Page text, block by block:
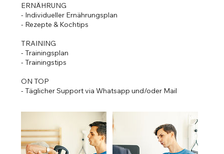
ERNÄHRUNG
- Individueller Ernährungsplan
- Rezepte & Kochtips
TRAINING
- Trainingsplan
- Trainingstips
ON TOP
- Täglicher Support via Whatsapp und/oder Mail